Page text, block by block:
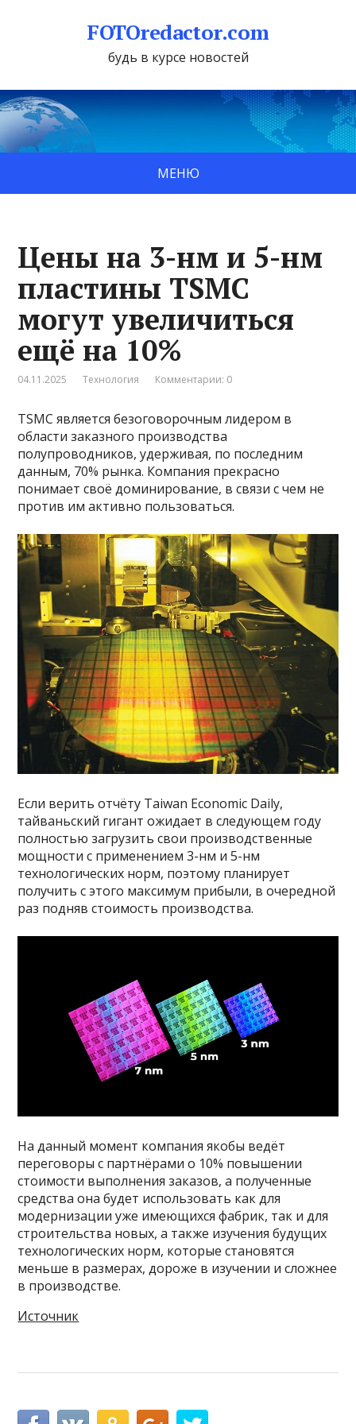
FOTOredactor.com
будь в курсе новостей
МЕНЮ
Цены на 3-нм и 5-нм
пластины TSMC
могут увеличиться
ещё на 10%
04.11.2025 Технология Комментарии: 0
TSMC является безоговорочным лидером в
области заказного производства
полупроводников, удерживая, по последним
данным, 70% рынка. Компания прекрасно
понимает своё доминирование, в связи с чем не
против им активно пользоваться.
Если верить отчёту Taiwan Economic Daily,
тайваньский гигант ожидает в следующем году
полностью загрузить свои производственные
мощности с применением 3-нм и 5-нм
технологических норм, поэтому планирует
получить с этого максимум прибыли, в очередной
раз подняв стоимость производства.
На данный момент компания якобы ведёт
переговоры с партнёрами о 10% повышении
стоимости выполнения заказов, а полученные
средства она будет использовать как для
модернизации уже имеющихся фабрик, так и для
строительства новых, а также изучения будущих
технологических норм, которые становятся
меньше в размерах, дороже в изучении и сложнее
в производстве.
Источник